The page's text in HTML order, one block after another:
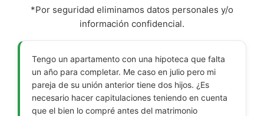
*Por seguridad eliminamos datos personales y/o
información confidencial.
Tengo un apartamento con una hipoteca que falta
un año para completar. Me caso en julio pero mi
pareja de su unión anterior tiene dos hijos. ¿Es
necesario hacer capitulaciones teniendo en cuenta
que el bien lo compré antes del matrimonio